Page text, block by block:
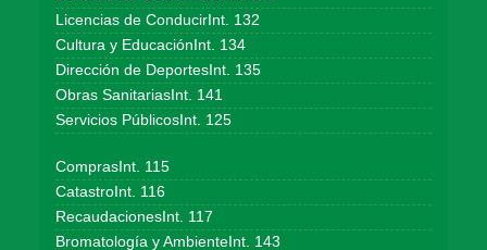
Licencias de ConducirInt. 132
Cultura y EducaciónInt. 134
Dirección de DeportesInt. 135
Obras SanitariasInt. 141
Servicios PúblicosInt. 125
ComprasInt. 115
CatastroInt. 116
RecaudacionesInt. 117
Bromatología y AmbienteInt. 143